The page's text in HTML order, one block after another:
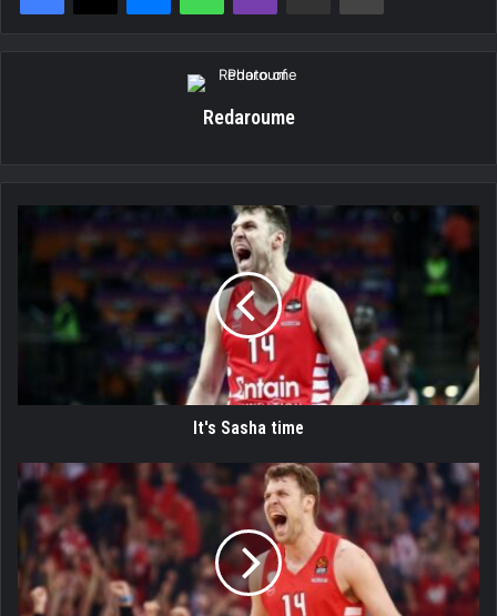
Redaroume
time
It's Sasha time
Βεζένκοφ
πενταετίας
στον
Θρύλο!
[Video]